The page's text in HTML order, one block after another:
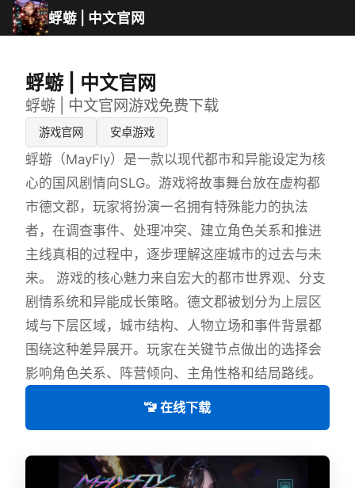
蜉蝣 | 中文官网
蜉蝣 | 中文官网
蜉蝣 | 中文官网游戏免费下载
游戏官网 安卓游戏
蜉蝣（MayFly）是一款以现代都市和异能设定为核
心的国风剧情向SLG。游戏将故事舞台放在虚构都
市德文郡，玩家将扮演一名拥有特殊能力的执法
者，在调查事件、处理冲突、建立角色关系和推进
主线真相的过程中，逐步理解这座城市的过去与未
来。 游戏的核心魅力来自宏大的都市世界观、分支
剧情系统和异能成长策略。德文郡被划分为上层区
域与下层区域，城市结构、人物立场和事件背景都
围绕这种差异展开。玩家在关键节点做出的选择会
影响角色关系、阵营倾向、主角性格和结局路线。
🚾 在线下载